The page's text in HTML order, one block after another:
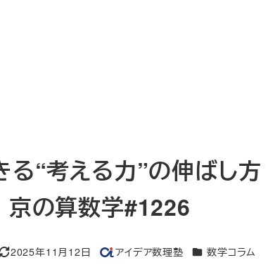
る“考える力”の伸ばし
の算数学#1226
新日
2025年11月12日
著
アイデア数理塾 カテゴリー
数学コラム